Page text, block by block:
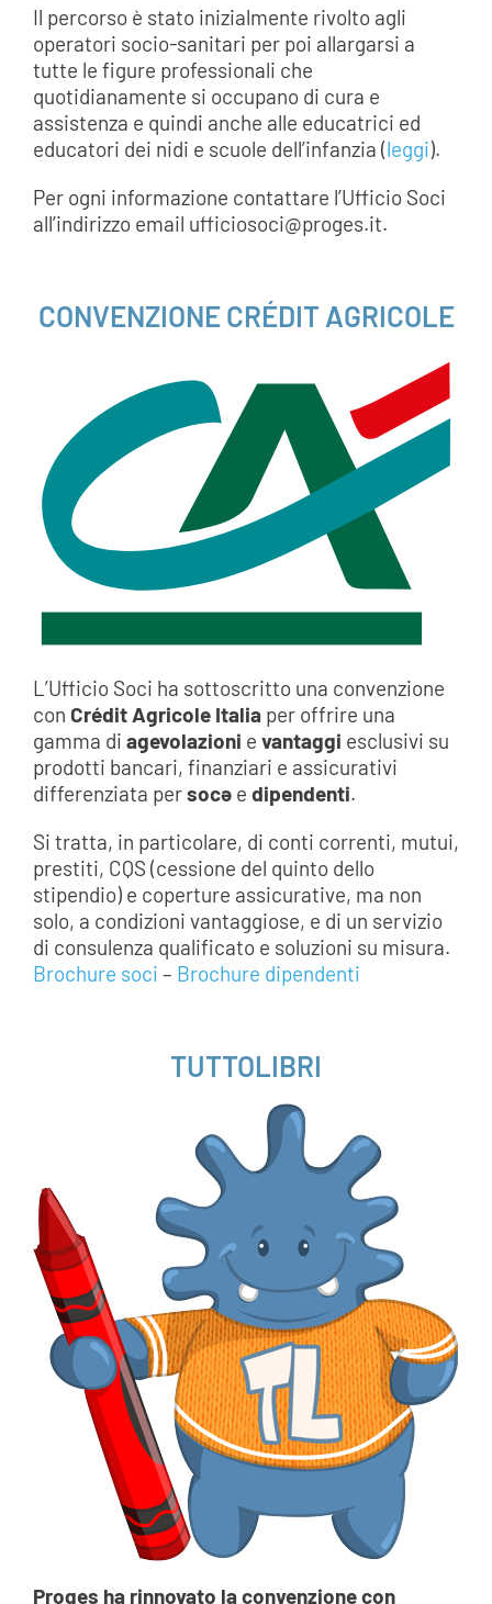
Il percorso è stato inizialmente rivolto agli
operatori socio-sanitari per poi allargarsi a
tutte le figure professionali che
quotidianamente si occupano di cura e
assistenza e quindi anche alle educatrici ed
educatori dei nidi e scuole dell’infanzia (leggi).
Per ogni informazione contattare l’Ufficio Soci
all’indirizzo email ufficiosoci@proges.it.
CONVENZIONE CRÉDIT AGRICOLE
L’Ufficio Soci ha sottoscritto una convenzione
con Crédit Agricole Italiaper offrire una
gamma di agevolazioni e vantaggi esclusivi su
prodotti bancari, finanziari e assicurativi
differenziata persocəe dipendenti.
Si tratta, in particolare, di conti correnti, mutui,
prestiti, CQS (cessione del quinto dello
stipendio) e coperture assicurative, ma non
solo, a condizioni vantaggiose, e di un servizio
di consulenza qualificato e soluzioni su misura.
Brochure soci – Brochure dipendenti
TUTTOLIBRI
Proges ha rinnovato laconvenzione con